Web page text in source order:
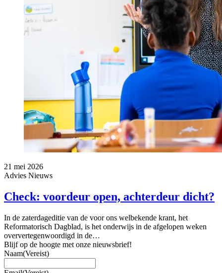
21 mei 2026
Advies Nieuws
Check: voordeur open, achterdeur dicht?
In de zaterdageditie van de voor ons welbekende krant, het
Reformatorisch Dagblad, is het onderwijs in de afgelopen weken
oververtegenwoordigd in de…
Blijf op de hoogte met onze nieuwsbrief!
Naam(Vereist)